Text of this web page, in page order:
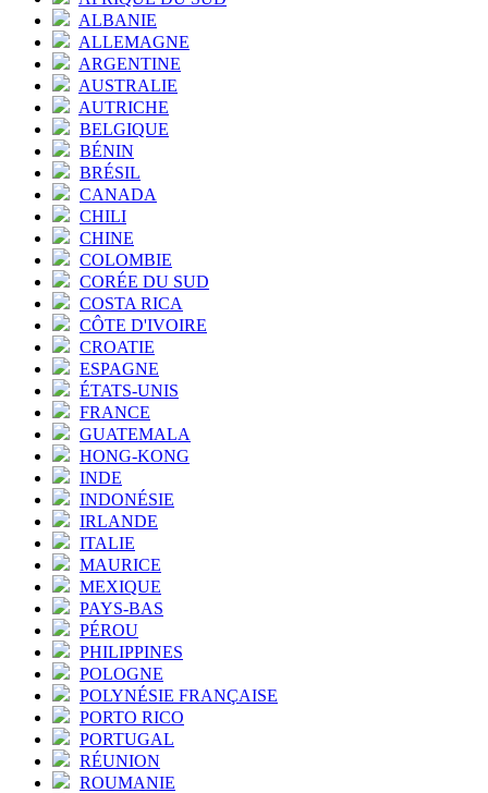
ALBANIE
ALLEMAGNE
ARGENTINE
AUSTRALIE
AUTRICHE
BELGIQUE
BÉNIN
BRÉSIL
CANADA
CHILI
CHINE
COLOMBIE
CORÉE DU SUD
COSTA RICA
CÔTE D'IVOIRE
CROATIE
ESPAGNE
ÉTATS-UNIS
FRANCE
GUATEMALA
HONG-KONG
INDE
INDONÉSIE
IRLANDE
ITALIE
MAURICE
MEXIQUE
PAYS-BAS
PÉROU
PHILIPPINES
POLOGNE
POLYNÉSIE FRANÇAISE
PORTO RICO
PORTUGAL
RÉUNION
ROUMANIE